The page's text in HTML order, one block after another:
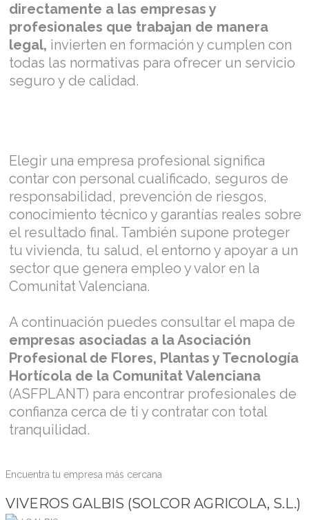
directamente a las empresas y
profesionales que trabajan de manera
legal, invierten en formación y cumplen con
todas las normativas para ofrecer un servicio
seguro y de calidad.
Elegir una empresa profesional significa
contar con personal cualificado, seguros de
responsabilidad, prevención de riesgos,
conocimiento técnico y garantías reales sobre
el resultado final. También supone proteger
tu vivienda, tu salud, el entorno y apoyar a un
sector que genera empleo y valor en la
Comunitat Valenciana.
A continuación puedes consultar el mapa de
empresas asociadas a la Asociación
Profesional de Flores, Plantas y Tecnología
Hortícola de la Comunitat Valenciana
(ASFPLANT) para encontrar profesionales de
confianza cerca de ti y contratar con total
tranquilidad.
Encuentra tu empresa más cercana
VIVEROS GALBIS (SOLCOR AGRICOLA, S.L.)